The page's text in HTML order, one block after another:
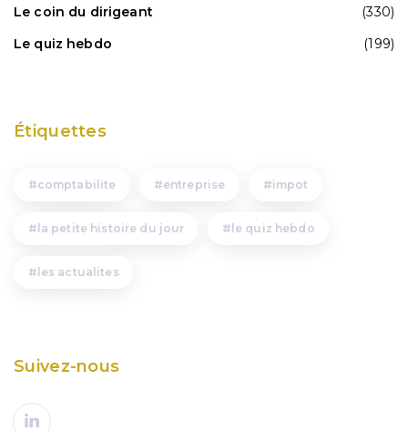
Le coin du dirigeant
(330)
Le quiz hebdo
(199)
Étiquettes
comptabilite entreprise impot
la petite histoire du jour le quiz hebdo
les actualites
Suivez-nous